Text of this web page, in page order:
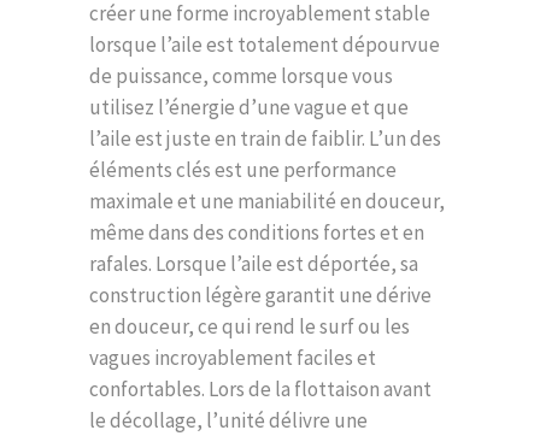
créer une forme incroyablement stable
lorsque l’aile est totalement dépourvue
de puissance, comme lorsque vous
utilisez l’énergie d’une vague et que
l’aile est juste en train de faiblir. L’un des
éléments clés est une performance
maximale et une maniabilité en douceur,
même dans des conditions fortes et en
rafales. Lorsque l’aile est déportée, sa
construction légère garantit une dérive
en douceur, ce qui rend le surf ou les
vagues incroyablement faciles et
confortables. Lors de la flottaison avant
le décollage, l’unité délivre une